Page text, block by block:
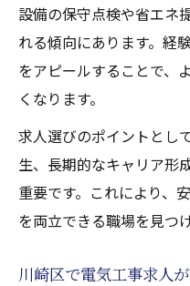
設備の保守点検や省エネ
れる傾向にあります。経
をアピールすることで、
くなります。
求人選びのポイントとし
生、長期的なキャリア形
重要です。これにより、
を両立できる職場を見つ
川崎区で電気工事求人